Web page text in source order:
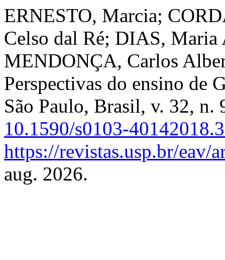
ERNESTO, Marcia;
Celso dal Ré; DIAS, Maria
MENDONÇA, Carlos
Perspectivas do ensino de
São Paulo, Brasil, v. 32,
10.1590/s0103-
https://revistas.usp.br/eav/
aug. 2026.